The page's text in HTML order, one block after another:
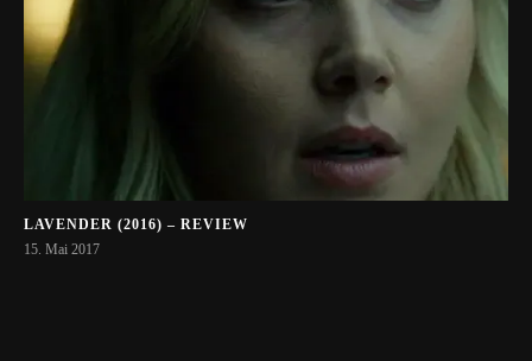
LAVENDER (2016) – REVIEW
15. Mai 2017